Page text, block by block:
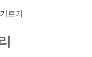
르기